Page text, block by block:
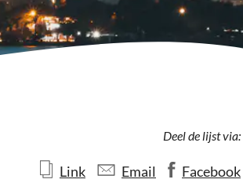
Deel de lijst via:
Link Email Facebook